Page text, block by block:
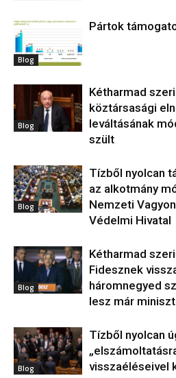
Blog
Pártok
Blog
Kétharmad
köztársasági
leváltásának
szült
Blog
Tízből nyolcan
az alkotmány
Nemzeti
Védelmi Hivatal
Blog
Kétharmad
Fidesznek
háromnegyed
lesz már
Blog
Tízből nyolcan
visszaéléseivel